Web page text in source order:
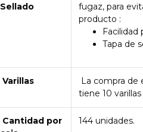
Sellado
fugaz, para
producto :
Facilidad
Tapa de
Varillas
La compra de
tiene 10
Cantidad por
144 unidades.